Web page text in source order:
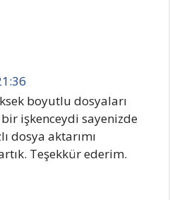
boyutlu dosyaları
işkenceydi sayenizde
dosya aktarımı
Teşekkür ederim.